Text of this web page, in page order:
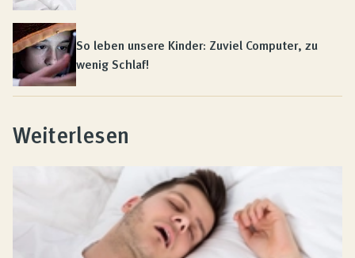
So leben unsere Kinder: Zuviel Computer, zu
wenig Schlaf!
Weiterlesen